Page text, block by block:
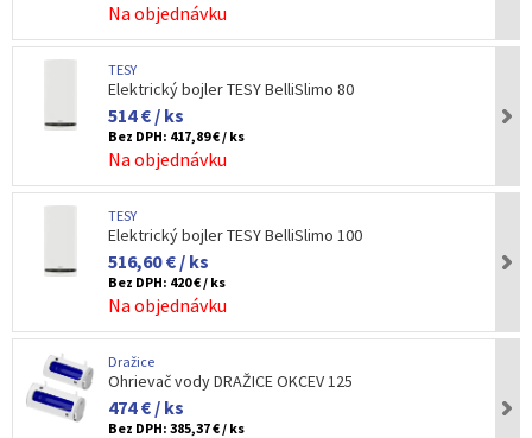
Na objednávku
TESY
Elektrický bojler TESY BelliSlimo 80
514 € / ks
Bez DPH: 417,89 € / ks
Na objednávku
TESY
Elektrický bojler TESY BelliSlimo 100
516,60 € / ks
Bez DPH: 420 € / ks
Na objednávku
Dražice
Ohrievač vody DRAŽICE OKCEV 125
474 € / ks
Bez DPH: 385,37 € / ks